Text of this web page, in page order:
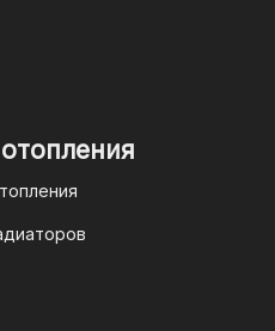
который можно
3 рабочих дней.
необходимо
отделом